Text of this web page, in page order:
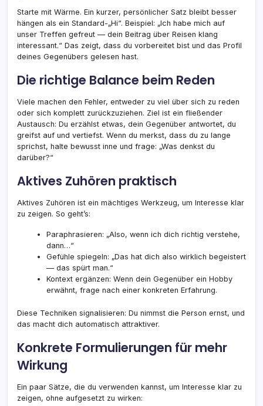
Starte mit Wärme. Ein kurzer, persönlicher Satz bleibt besser
hängen als ein Standard-„Hi“. Beispiel: „Ich habe mich auf
unser Treffen gefreut — dein Beitrag über Reisen klang
interessant.“ Das zeigt, dass du vorbereitet bist und das Profil
deines Gegenübers gelesen hast.
Die richtige Balance beim Reden
Viele machen den Fehler, entweder zu viel über sich zu reden
oder sich komplett zurückzuziehen. Ziel ist ein fließender
Austausch: Du erzählst etwas, dein Gegenüber antwortet, du
greifst auf und vertiefst. Wenn du merkst, dass du zu lange
sprichst, halte bewusst inne und frage: „Was denkst du
darüber?“
Aktives Zuhören praktisch
Aktives Zuhören ist ein mächtiges Werkzeug, um Interesse klar
zu zeigen. So geht’s:
Paraphrasieren: „Also, wenn ich dich richtig verstehe,
dann…“
Gefühle spiegeln: „Das hat dich also wirklich begeistert
— das spürt man.“
Kontext ergänzen: Wenn dein Gegenüber ein Hobby
erwähnt, frage nach einer konkreten Erfahrung.
Diese Techniken signalisieren: Du nimmst die Person ernst, und
das macht dich automatisch attraktiver.
Konkrete Formulierungen für mehr
Wirkung
Ein paar Sätze, die du verwenden kannst, um Interesse klar zu
zeigen, ohne aufgesetzt zu wirken: